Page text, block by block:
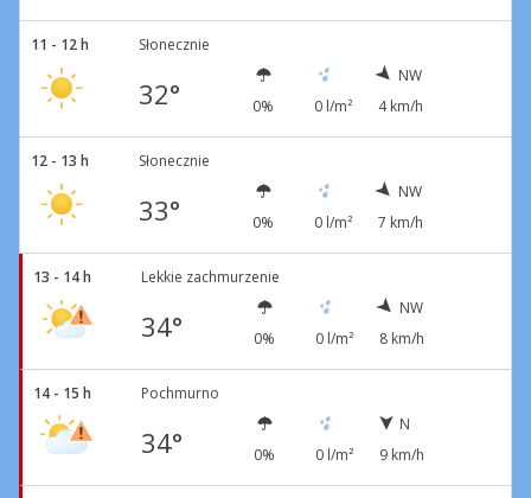
11 - 12 h Słonecznie
32° 0% 0 l/m²
NW
4 km/h
12 - 13 h Słonecznie
33° 0% 0 l/m²
NW
7 km/h
13 - 14 h Lekkie zachmurzenie
34° 0% 0 l/m²
NW
8 km/h
14 - 15 h Pochmurno
34° 0% 0 l/m²
N
9 km/h